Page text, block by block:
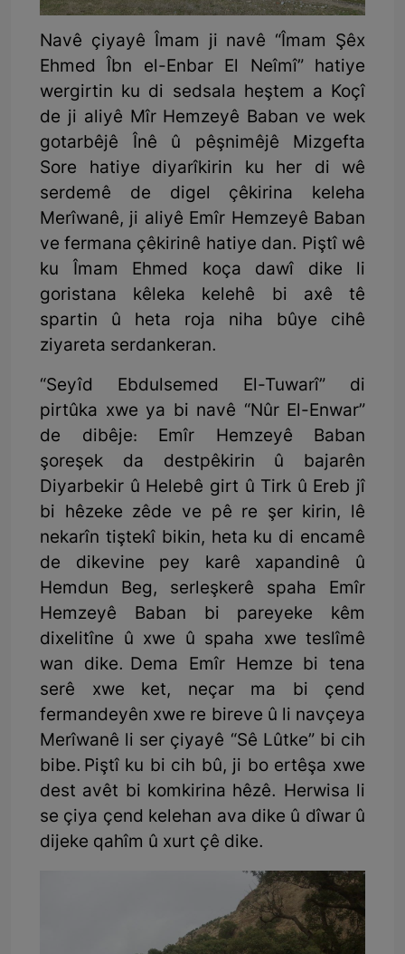
Navê çiyayê Îmam ji navê “Îmam Şêx
Ehmed Îbn el-Enbar El Neîmî” hatiye
wergirtin ku di sedsala heştem a Koçî
de ji aliyê Mîr Hemzeyê Baban ve wek
gotarbêjê Înê û pêşnimêjê Mizgefta
Sore hatiye diyarîkirin ku her di wê
serdemê de digel çêkirina keleha
Merîwanê, ji aliyê Emîr Hemzeyê Baban
ve fermana çêkirinê hatiye dan. Piştî wê
ku Îmam Ehmed koça dawî dike li
goristana kêleka kelehê bi axê tê
spartin û heta roja niha bûye cihê
ziyareta serdankeran.
“Seyîd Ebdulsemed El-Tuwarî” di
pirtûka xwe ya bi navê “Nûr El-Enwar”
de dibêje: Emîr Hemzeyê Baban
şoreşek da destpêkirin û bajarên
Diyarbekir û Helebê girt û Tirk û Ereb jî
bi hêzeke zêde ve pê re şer kirin, lê
nekarîn tiştekî bikin, heta ku di encamê
de dikevine pey karê xapandinê û
Hemdun Beg, serleşkerê spaha Emîr
Hemzeyê Baban bi pareyeke kêm
dixelitîne û xwe û spaha xwe teslîmê
wan dike. Dema Emîr Hemze bi tena
serê xwe ket, neçar ma bi çend
fermandeyên xwe re bireve û li navçeya
Merîwanê li ser çiyayê “Sê Lûtke” bi cih
bibe. Piştî ku bi cih bû, ji bo ertêşa xwe
dest avêt bi komkirina hêzê. Herwisa li
se çiya çend kelehan ava dike û dîwar û
dijeke qahîm û xurt çê dike.